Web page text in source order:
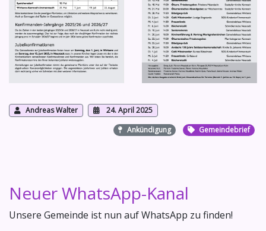
Andreas Walter
24. April 2025
Ankündigung
Gemeindebrief
Neuer WhatsApp-Kanal
Unsere Gemeinde ist nun auf WhatsApp zu finden!